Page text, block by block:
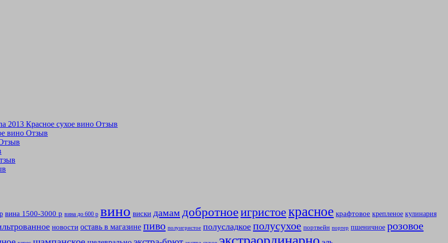
2013 Красное сухое вино Отзыв
вино Отзыв
вина 1500-3000 р вина до 600 р вино виски дамам добротноеигристоекрасное крафтовое крепленое кулинария
новости оставь в магазине пиво полуигристое полусладкое полусухое портвейн портер пшеничное розовое